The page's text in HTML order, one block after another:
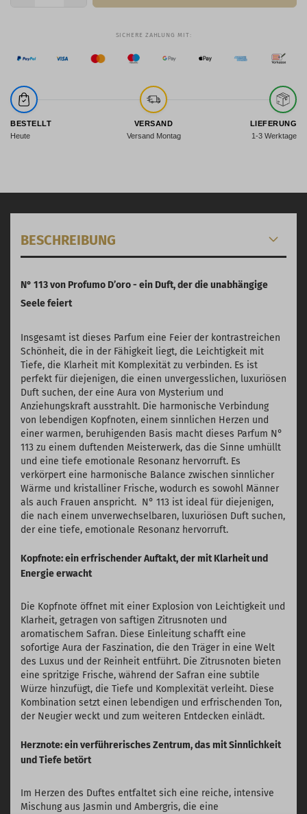
BESTELLT
Heute
VERSAND
Versand Montag
LIEFERUNG
1-3 Werktage
BESCHREIBUNG
N° 113 von Profumo D’oro - ein Duft, der die unabhängige
Seele feiert
Insgesamt ist dieses Parfum eine Feier der kontrastreichen
Schönheit, die in der Fähigkeit liegt, die Leichtigkeit mit
Tiefe, die Klarheit mit Komplexität zu verbinden. Es ist
perfekt für diejenigen, die einen unvergesslichen, luxuriösen
Duft suchen, der eine Aura von Mysterium und
Anziehungskraft ausstrahlt. Die harmonische Verbindung
von lebendigen Kopfnoten, einem sinnlichen Herzen und
einer warmen, beruhigenden Basis macht dieses Parfum N°
113 zu einem duftenden Meisterwerk, das die Sinne umhüllt
und eine tiefe emotionale Resonanz hervorruft. Es
verkörpert eine harmonische Balance zwischen sinnlicher
Wärme und kristalliner Frische, wodurch es sowohl Männer
als auch Frauen anspricht. N° 113 ist ideal für diejenigen,
die nach einem unverwechselbaren, luxuriösen Duft suchen,
der eine tiefe, emotionale Resonanz hervorruft.
Kopfnote: ein erfrischender Auftakt, der mit Klarheit und
Energie erwacht
Die Kopfnote öffnet mit einer Explosion von Leichtigkeit und
Klarheit, getragen von saftigen Zitrusnoten und
aromatischem Safran. Diese Einleitung schafft eine
sofortige Aura der Faszination, die den Träger in eine Welt
des Luxus und der Reinheit entführt. Die Zitrusnoten bieten
eine spritzige Frische, während der Safran eine subtile
Würze hinzufügt, die Tiefe und Komplexität verleiht. Diese
Kombination setzt einen lebendigen und erfrischenden Ton,
der Neugier weckt und zum weiteren Entdecken einlädt.
Herznote: ein verführerisches Zentrum, das mit Sinnlichkeit
und Tiefe betört
Im Herzen des Duftes entfaltet sich eine reiche, intensive
Mischung aus Jasmin und Ambergris, die eine